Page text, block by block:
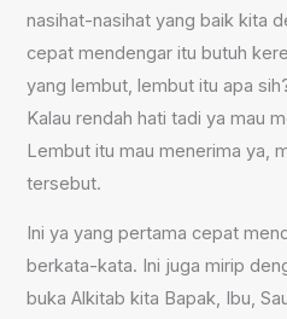
nasihat-nasihat yang baik kita
cepat mendengar itu butuh
yang lembut, lembut itu apa
Kalau rendah hati tadi ya mau
Lembut itu mau menerima ya,
tersebut.
Ini ya yang pertama cepat
berkata-kata. Ini juga mirip
buka Alkitab kita Bapak, Ibu,